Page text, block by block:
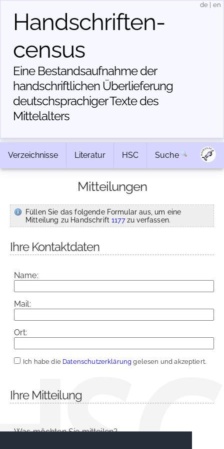
Handschriften­
census
Eine Bestandsaufnahme der
handschriftlichen Über­lieferung
deutschsprachiger Texte des
Mittelalters
de en
Verzeichnisse Literatur HSC Suche
Mitteilungen
Füllen Sie das folgende Formular aus, um eine
Mitteilung zu Handschrift1177zu verfassen.
Ihre Kontaktdaten
Name:
Mail:
Ort:
Ich habe die Datenschutzerklärung gelesen und akzeptiert.
Ihre Mitteilung
Was möchten Sie mitteilen?